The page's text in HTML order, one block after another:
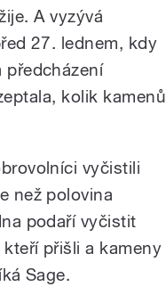
A vyzývá
27. lednem, kdy
předcházení
kolik kamenů
vyčistili
než polovina
podaří vyčistit
přišli a kameny
Sage.